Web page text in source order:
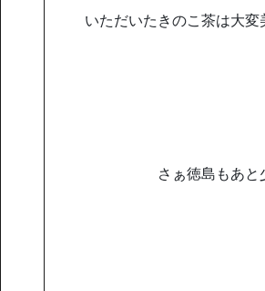
いただいたきのこ茶は大変
さぁ徳島もあと